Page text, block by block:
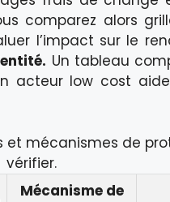
comparez alors
l’impact sur le
Un tableau
acteur low cost
et mécanismes de
vérifier.
Mécanisme de